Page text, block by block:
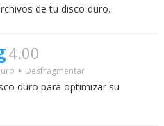
de tu disco duro.
4.00
Desfragmentar
duro para optimizar su